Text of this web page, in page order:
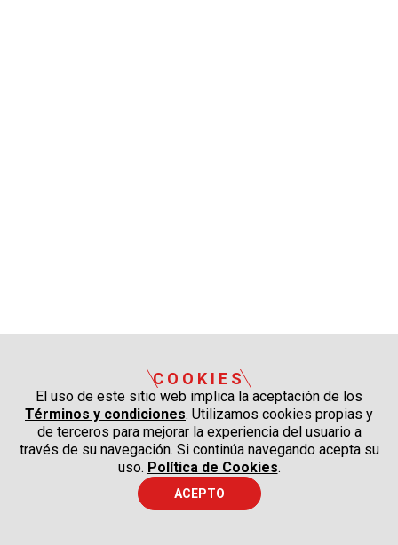
COOKIES
El uso de este sitio web implica la aceptación de los
Términos y condiciones. Utilizamos cookies propias y
de terceros para mejorar la experiencia del usuario a
través de su navegación. Si continúa navegando acepta su
uso. Política de Cookies.
ACEPTO